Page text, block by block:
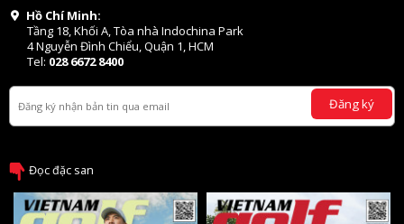
Hồ Chí Minh:
Tầng 18, Khối A, Tòa nhà Indochina Park
4 Nguyễn Đình Chiểu, Quận 1, HCM
Tel: 028 6672 8400
Đăng ký
Đọc đặc san